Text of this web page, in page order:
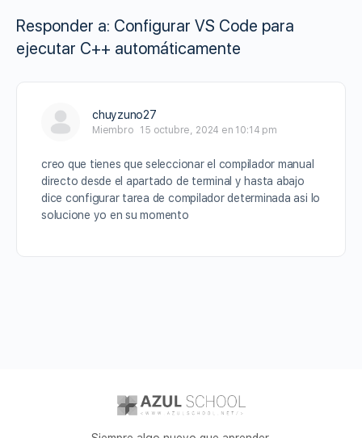
Responder a: Configurar VS Code para
ejecutar C++ automáticamente
chuyzuno27
Miembro 15 octubre, 2024 en 10:14 pm
creo que tienes que seleccionar el compilador manual
directo desde el apartado de terminal y hasta abajo
dice configurar tarea de compilador determinada asi lo
solucione yo en su momento